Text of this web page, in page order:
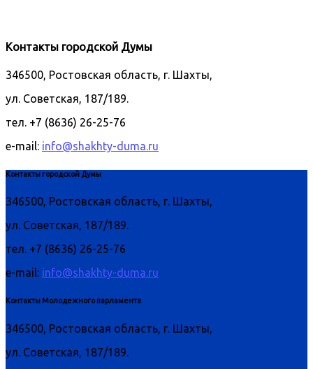
Контакты городской Думы
346500, Ростовская область, г. Шахты,
ул. Советская, 187/189.
тел. +7 (8636) 26-25-76
e-mail: info@shakhty-duma.ru
Контакты городской Думы
346500, Ростовская область, г. Шахты,
ул. Советская, 187/189.
тел. +7 (8636) 26-25-76
e-mail: info@shakhty-duma.ru
Контакты Молодежного парламента
346500, Ростовская область, г. Шахты,
ул. Советская, 187/189.